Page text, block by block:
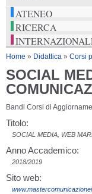
ATENEO
RICERCA
Tu sei qui
Home » Didattica » Corsi
SOCIAL
Bandi Corsi di
Titolo:
SOCIAL MEDIA, WEB
Anno Accademico:
2018/2019
Sito web: